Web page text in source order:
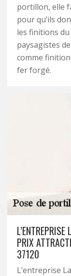
portillon, elle
pour qu’ils
les finitions
paysagistes
comme
fer forgé.
PRIX
37120
L’entreprise